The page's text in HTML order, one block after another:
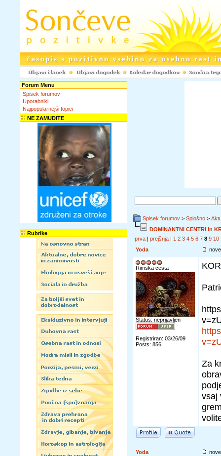
Forum Menu
Spisek forumov
Uporabniki
Najpopularnejši topici
NE ZAMUDITE
Rubrike
Spisek forumov > Splošno >
DOMINANTNI CENTRI in
prva | prejšnja | 1 2 3 4 5 6 7 8 9 10
Yoda
Rimska cesta
Status: neprijavljen
Registriran: 03/26/09
Posts: 856
Za
vsaj
Yoda